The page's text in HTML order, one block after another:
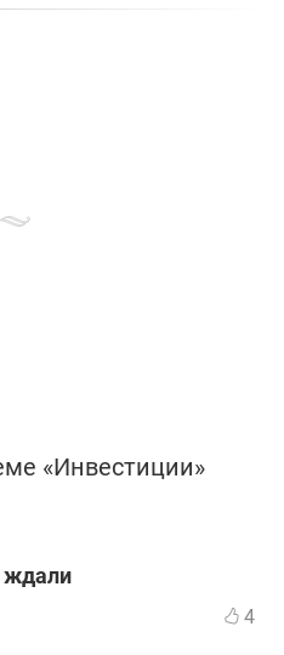
«Инвестиции»
ждали
4